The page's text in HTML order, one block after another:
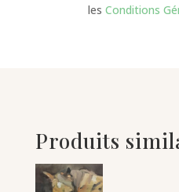
les Conditions
Produits